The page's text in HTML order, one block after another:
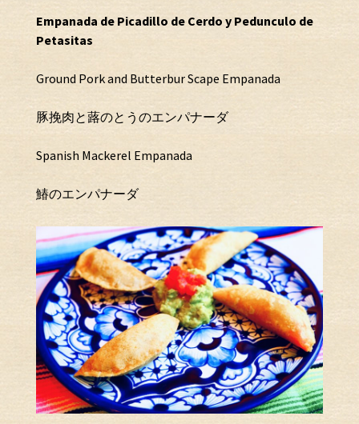
Empanada de Picadillo de Cerdo y Pedunculo de
Petasitas
Ground Pork and Butterbur Scape Empanada
豚挽肉と蕗のとうのエンパナーダ
Spanish Mackerel Empanada
鰆のエンパナーダ